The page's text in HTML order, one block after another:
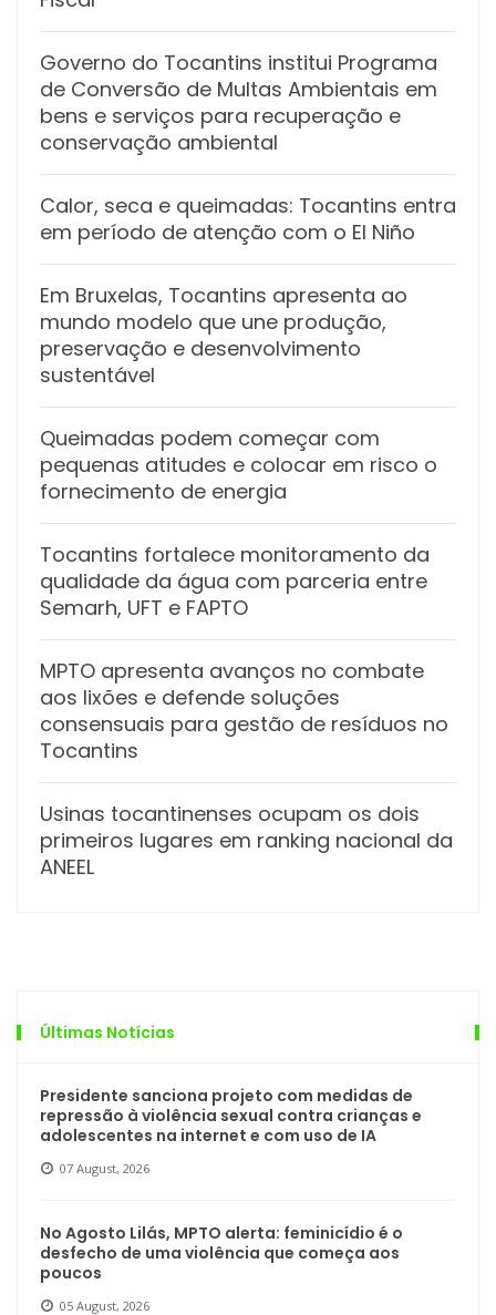
Governo do Tocantins institui Programa
de Conversão de Multas Ambientais em
bens e serviços para recuperação e
conservação ambiental
Calor, seca e queimadas: Tocantins entra
em período de atenção com o El Niño
Em Bruxelas, Tocantins apresenta ao
mundo modelo que une produção,
preservação e desenvolvimento
sustentável
Queimadas podem começar com
pequenas atitudes e colocar em risco o
fornecimento de energia
Tocantins fortalece monitoramento da
qualidade da água com parceria entre
Semarh, UFT e FAPTO
MPTO apresenta avanços no combate
aos lixões e defende soluções
consensuais para gestão de resíduos no
Tocantins
Usinas tocantinenses ocupam os dois
primeiros lugares em ranking nacional da
ANEEL
Últimas Notícias
Presidente sanciona projeto com medidas de
repressão à violência sexual contra crianças e
adolescentes na internet e com uso de IA
07 August, 2026
No Agosto Lilás, MPTO alerta: feminicídio é o
desfecho de uma violência que começa aos
poucos
05 August, 2026